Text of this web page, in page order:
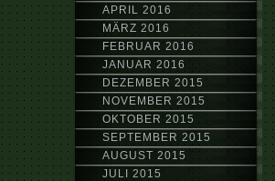
APRIL 2016
MÄRZ 2016
FEBRUAR 2016
JANUAR 2016
DEZEMBER 2015
NOVEMBER 2015
OKTOBER 2015
SEPTEMBER 2015
AUGUST 2015
JULI 2015